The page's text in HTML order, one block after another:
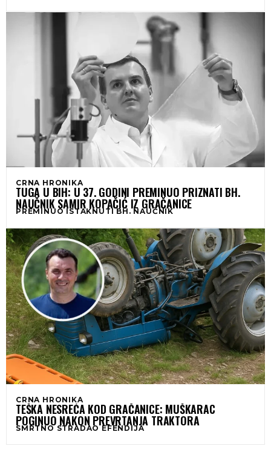
CRNA HRONIKA
TUGA U BIH: U 37. GODINI PREMINUO PRIZNATI BH.
NAUČNIK SAMIR KOPAČIĆ IZ GRAČANICE
PREMINUO ISTAKNUTI BH. NAUČNIK
CRNA HRONIKA
TEŠKA NESREĆA KOD GRAČANICE: MUŠKARAC
POGINUO NAKON PREVRTANJA TRAKTORA
SMRTNO STRADAO EFENDIJA